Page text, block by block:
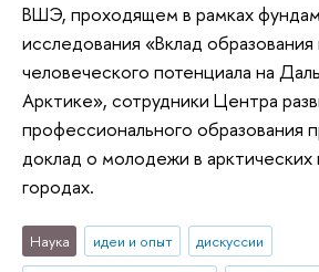
ВШЭ, проходящем в рамках
исследования «Вклад образования
человеческого потенциала на
Арктике», сотрудники Центра
профессионального образования
доклад о молодежи в
городах.
Наука идеи и опыт
дискуссии